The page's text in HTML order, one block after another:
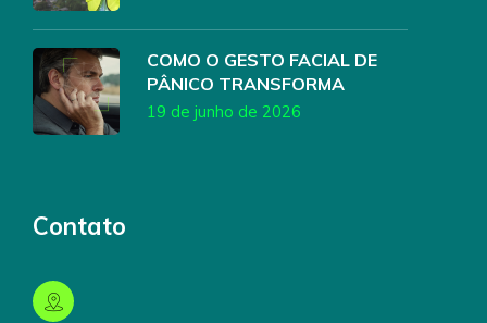
COMO O GESTO FACIAL DE
PÂNICO TRANSFORMA
19 de junho de 2026
Contato